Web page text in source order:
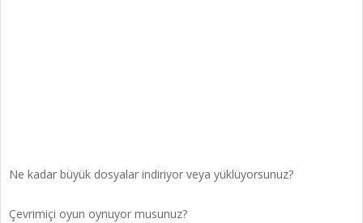
Ne kadar büyük dosyalar indiriyor veya yüklüyorsunuz?
Çevrimiçi oyun oynuyor musunuz?